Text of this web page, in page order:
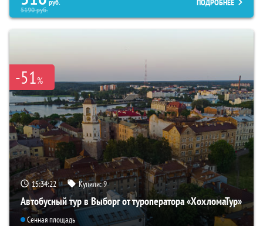
руб.
5190руб.
ПОДРОБНЕЕ
-51%
15:34:21 Купили:9
Автобусный тур в Выборг от туроператора «ХохломаТур»
Сенная площадь